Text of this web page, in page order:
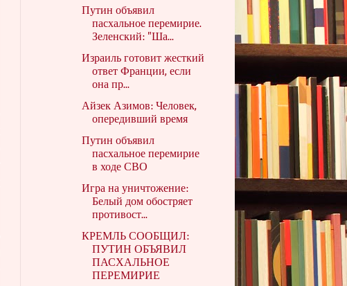
Путин объявил
пасхальное перемирие.
Зеленский: "Ша...
Израиль готовит жесткий
ответ Франции, если
она пр...
Айзек Азимов: Человек,
опередивший время
Путин объявил
пасхальное перемирие
в ходе СВО
Игра на уничтожение:
Белый дом обостряет
противост...
КРЕМЛЬ СООБЩИЛ:
ПУТИН ОБЪЯВИЛ
ПАСХАЛЬНОЕ
ПЕРЕМИРИЕ